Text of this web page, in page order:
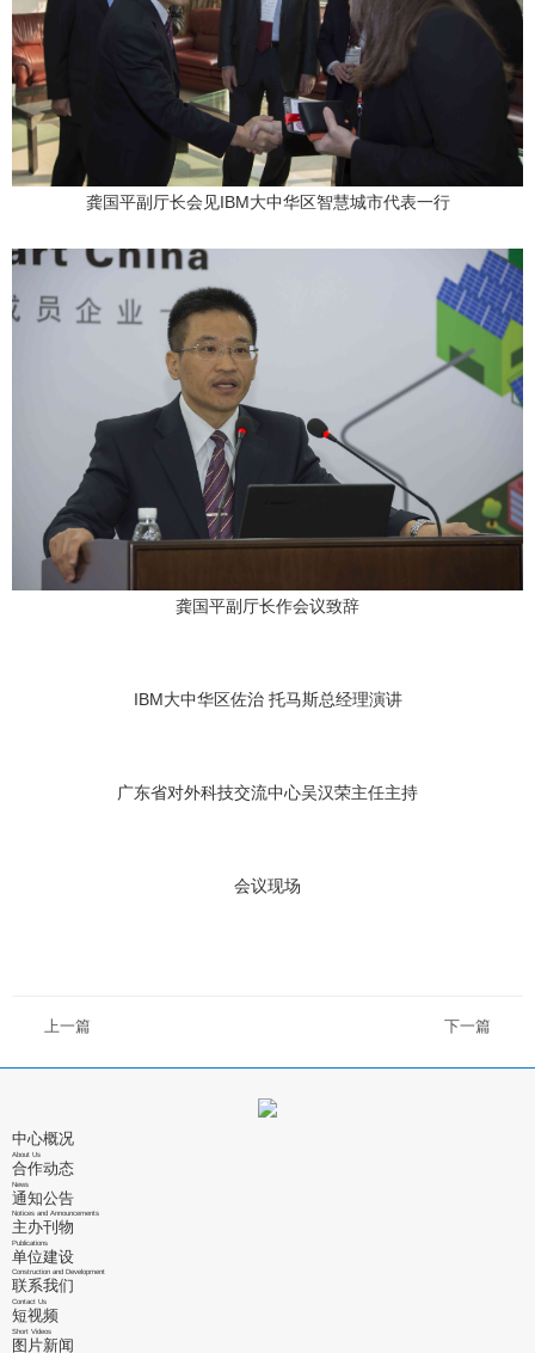
龚国平副厅长会见IBM大中华区智慧城市代表一行
龚国平副厅长作会议致辞
IBM大中华区佐治 托马斯总经理演讲
广东省对外科技交流中心吴汉荣主任主持
会议现场
上一篇 下一篇
中心概况
About Us
合作动态
News
通知公告
Notices and Announcements
主办刊物
Publications
单位建设
Construction and Development
联系我们
Contact Us
短视频
Short Videos
图片新闻